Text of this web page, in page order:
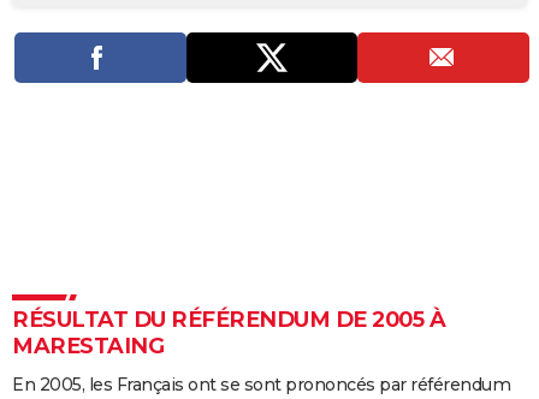
PHOTO
GUIDES D'ACHAT
COPAINS D'AVANT
RÉSULTAT DU RÉFÉRENDUM DE 2005 À
MARESTAING
En 2005, les Français ont se sont prononcés par référendum